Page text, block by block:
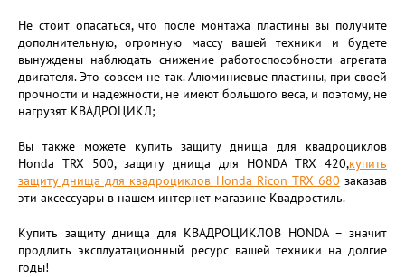
Не стоит опасаться, что после монтажа пластины вы получите
дополнительную, огромную массу вашей техники и будете
вынуждены наблюдать снижение работоспособности агрегата
двигателя. Это совсем не так. Алюминиевые пластины, при своей
прочности и надежности, не имеют большого веса, и поэтому, не
нагрузят КВАДРОЦИКЛ;
Вы также можете купить защиту днища для квадроциклов
Honda TRX 500, защиту днища для HONDA TRX 420,купить
защиту днища для квадроциклов Honda Ricon TRX 680 заказав
эти аксессуары в нашем интернет магазине Квадростиль.
Купить защиту днища для КВАДРОЦИКЛОВ HONDA – значит
продлить эксплуатационный ресурс вашей техники на долгие
годы!